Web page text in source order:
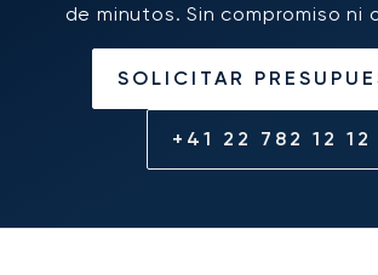
de minutos. Sin compromiso ni
SOLICITAR
+41 22 782 12 12